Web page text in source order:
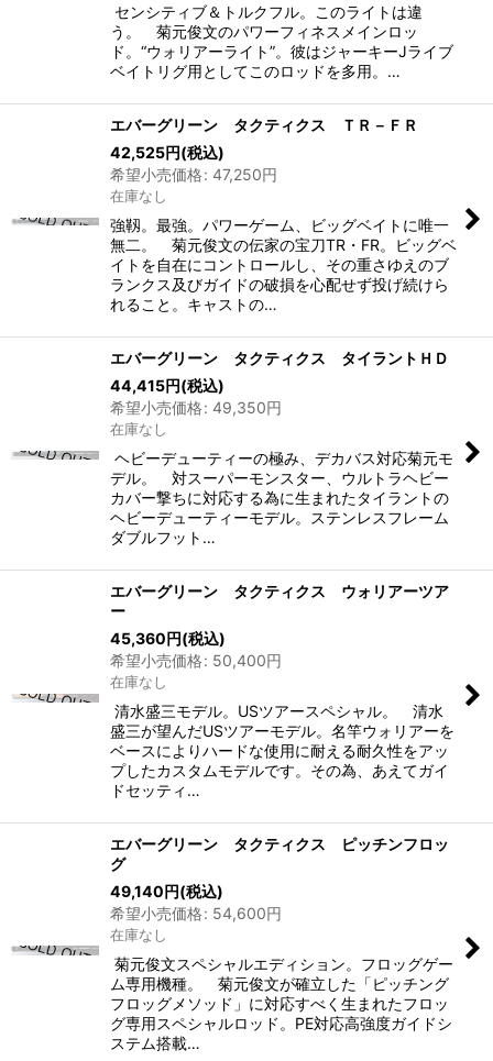
センシティブ＆トルクフル。このライトは違
う。 菊元俊文のパワーフィネスメインロッ
ド。“ウォリアーライト”。彼はジャーキーJライブ
ベイトリグ用としてこのロッドを多用。…
エバーグリーン タクティクス ＴＲ－ＦＲ
42,525円(税込)
希望小売価格: 47,250円
在庫なし
強靱。最強。パワーゲーム、ビッグベイトに唯一
無二。 菊元俊文の伝家の宝刀TR・FR。ビッグベ
イトを自在にコントロールし、その重さゆえのブ
ランクス及びガイドの破損を心配せず投げ続けら
れること。キャストの…
エバーグリーン タクティクス タイラントＨＤ
44,415円(税込)
希望小売価格: 49,350円
在庫なし
ヘビーデューティーの極み、デカバス対応菊元モ
デル。 対スーパーモンスター、ウルトラヘビー
カバー撃ちに対応する為に生まれたタイラントの
ヘビーデューティーモデル。ステンレスフレーム
ダブルフット…
エバーグリーン タクティクス ウォリアーツア
ー
45,360円(税込)
希望小売価格: 50,400円
在庫なし
清水盛三モデル。USツアースペシャル。 清水
盛三が望んだUSツアーモデル。名竿ウォリアーを
ベースによりハードな使用に耐える耐久性をアッ
プしたカスタムモデルです。その為、あえてガイ
ドセッティ…
エバーグリーン タクティクス ピッチンフロッ
グ
49,140円(税込)
希望小売価格: 54,600円
在庫なし
菊元俊文スペシャルエディション。フロッグゲー
ム専用機種。 菊元俊文が確立した「ピッチング
フロッグメソッド」に対応すべく生まれたフロッ
グ専用スペシャルロッド。PE対応高強度ガイドシ
ステム搭載…